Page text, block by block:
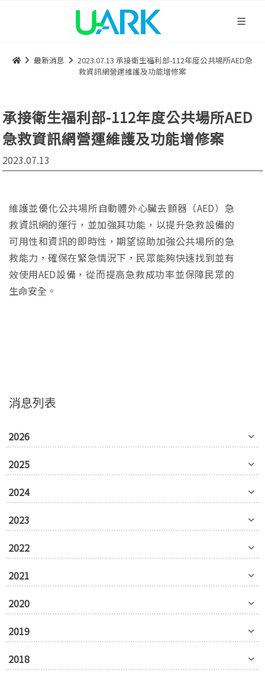
最新消息
2023.07.13 承接衛生福利部-112年度公共場所AED急
救資訊網營運維護及功能增修案
承接衛生福利部-112年度公共場所AED
急救資訊網營運維護及功能增修案
2023.07.13
維護並優化公共場所自動體外心臟去顫器（AED）急
救資訊網的運行，並加強其功能，以提升急救設備的
可用性和資訊的即時性，期望協助加強公共場所的急
救能力，確保在緊急情況下，民眾能夠快速找到並有
效使用AED設備，從而提高急救成功率並保障民眾的
生命安全。
消息列表
2026
2025
2024
2023
2022
2021
2020
2019
2018